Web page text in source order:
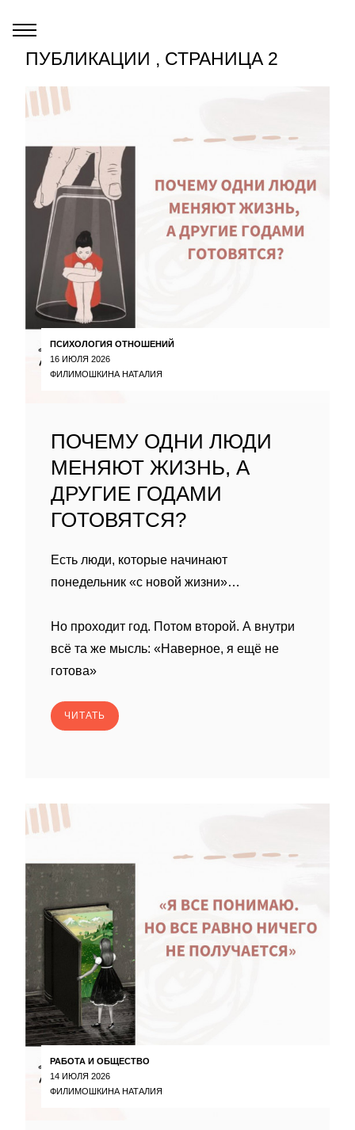
ПУБЛИКАЦИИ , СТРАНИЦА 2
ПСИХОЛОГИЯ ОТНОШЕНИЙ
16 ИЮЛЯ 2026
ФИЛИМОШКИНА НАТАЛИЯ
ПОЧЕМУ ОДНИ ЛЮДИ
МЕНЯЮТ ЖИЗНЬ, А
ДРУГИЕ ГОДАМИ
ГОТОВЯТСЯ?
Есть люди, которые начинают
понедельник «с новой жизни»…
Но проходит год. Потом второй. А внутри
всё та же мысль: «Наверное, я ещё не
готова»
ЧИТАТЬ
РАБОТА И ОБЩЕСТВО
14 ИЮЛЯ 2026
ФИЛИМОШКИНА НАТАЛИЯ